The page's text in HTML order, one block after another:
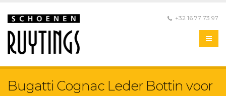
+32 16 77 73 97
Bugatti Cognac Leder Bottin voor